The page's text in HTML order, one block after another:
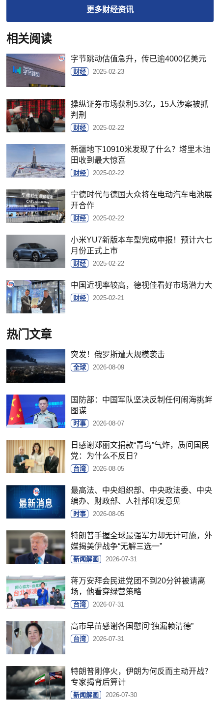
更多财经资讯
相关阅读
字节跳动估值急升，传已逾4000亿美元
财经 2025-02-23
操纵证券市场获利5.3亿，15人涉案被抓
判刑
财经 2025-02-22
新疆地下10910米发现了什么？塔里木油
田收到最大惊喜
财经 2025-02-22
宁德时代与德国大众将在电动汽车电池展
开合作
财经 2025-02-22
小米YU7新版本车型完成申报！预计六七
月份正式上市
财经 2025-02-22
中国近视率较高，德视佳看好市场潜力大
财经 2025-02-21
热门文章
突发！俄罗斯遭大规模袭击
全球 2026-08-09
国防部：中国军队坚决反制任何闹海挑衅
图谋
时事 2026-08-07
日感谢郑丽文捐款“青鸟”气炸，质问国民
党：为什么不反日？
台湾 2026-08-05
最高法、中央组织部、中央政法委、中央
编办、财政部、人社部印发意见
时事 2026-08-05
特朗普手握全球最强军力却无计可施，外
媒揭美伊战争“无解三选一”
新闻解画 2026-07-31
蒋万安拜会民进党团不到20分钟被请离
场，他看穿绿营策略
台湾 2026-07-31
高市早苗感谢各国慰问“独漏赖清德”
台湾 2026-07-31
特朗普刚停火，伊朗为何反而主动开战？
专家揭背后算计
新闻解画 2026-07-30